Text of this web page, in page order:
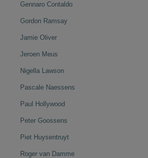
Gennaro Contaldo
Gordon Ramsay
Jamie Oliver
Jeroen Meus
Nigella Lawson
Pascale Naessens
Paul Hollywood
Peter Goossens
Piet Huysentruyt
Roger van Damme